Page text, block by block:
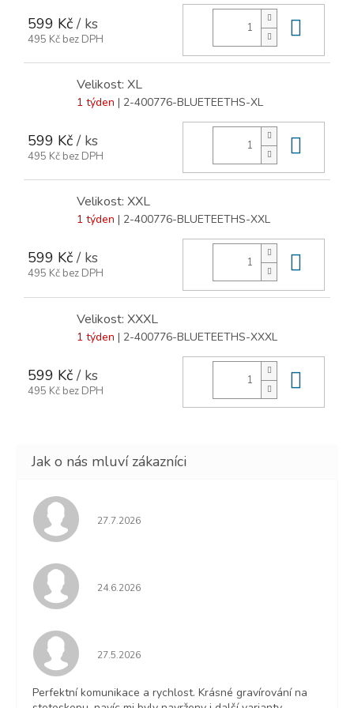
599 Kč / ks
495 Kč bez DPH
Velikost: XL
1 týden | 2-400776-BLUETEETHS-XL
599 Kč / ks
495 Kč bez DPH
Velikost: XXL
1 týden | 2-400776-BLUETEETHS-XXL
599 Kč / ks
495 Kč bez DPH
Velikost: XXXL
1 týden | 2-400776-BLUETEETHS-XXXL
599 Kč / ks
495 Kč bez DPH
Hodnocení obchodu je 5 z 5 hvězdiček.
27.7.2026
Hodnocení obchodu je 5 z 5 hvězdiček.
24.6.2026
Hodnocení obchodu je 5 z 5 hvězdiček.
27.5.2026
Perfektní komunikace a rychlost. Krásné gravírování na